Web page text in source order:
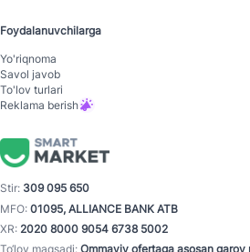
Foydalanuvchilarga
Yo'riqnoma
Savol javob
To'lov turlari
Reklama berish
Stir: 309 095 650
MFO: 01095, ALLIANCE BANK ATB
XR: 2020 8000 9054 6738 5002
To‘lov maqsadi: Ommaviy ofertaga asosan